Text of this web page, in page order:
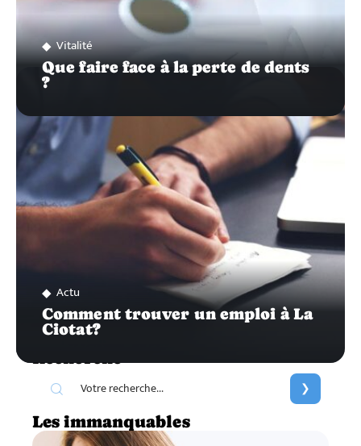
Vitalité
Que faire face à la perte de dents
?
Actu
Comment trouver un emploi à La
Ciotat?
Recherche
Les immanquables